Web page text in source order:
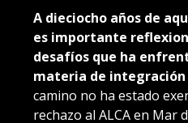
A dieciocho años de
es importante
desafíos que ha
materia de integración
camino no ha estado
rechazo al ALCA en Mar